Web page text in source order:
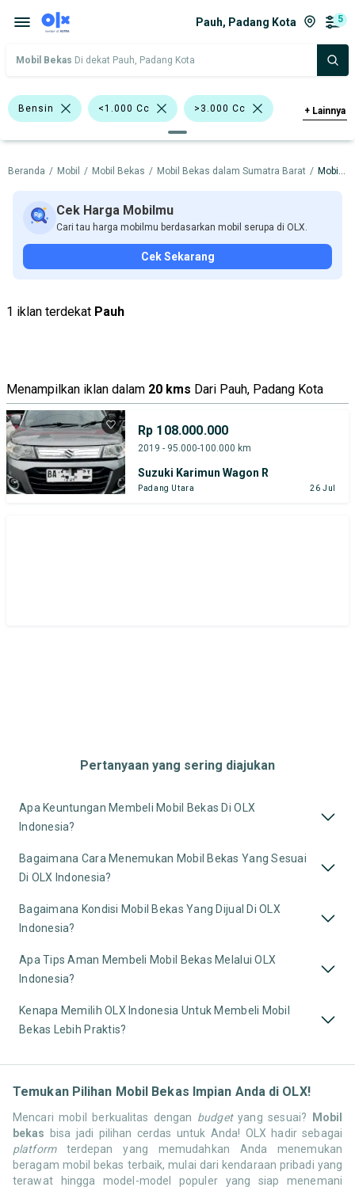
Pauh, Padang Kota 5
Mobil Bekas Di dekat Pauh, Padang Kota
Bensin <1.000 Cc >3.000 Cc
Minibus Jeep Daihatsu Terios
Mazda CX-9 Suzuki Karimun Wagon R
Daihatsu Kia Lexus
Tipe Bodi Tipe Membership
+ Lainnya
Beranda / Mobil / Mobil Bekas / Mobil Bekas dalam Sumatra Barat / Mobil Bekas dalam Padang Kota
Cek Harga Mobilmu
Cari tau harga mobilmu berdasarkan mobil serupa di OLX.
Cek Sekarang
1 iklan terdekat Pauh
Menampilkan iklan dalam 20 kms Dari Pauh, Padang Kota
Rp 108.000.000
2019 - 95.000-100.000 km
Suzuki Karimun Wagon R
Padang Utara 26 Jul
Pertanyaan yang sering diajukan
Apa Keuntungan Membeli Mobil Bekas Di OLX
Indonesia?
Bagaimana Cara Menemukan Mobil Bekas Yang Sesuai
Di OLX Indonesia?
Bagaimana Kondisi Mobil Bekas Yang Dijual Di OLX
Indonesia?
Apa Tips Aman Membeli Mobil Bekas Melalui OLX
Indonesia?
Kenapa Memilih OLX Indonesia Untuk Membeli Mobil
Bekas Lebih Praktis?
Temukan Pilihan Mobil Bekas Impian Anda di OLX!
Mencari mobil berkualitas dengan budgetyang sesuai? Mobil
bekas bisa jadi pilihan cerdas untuk Anda! OLX hadir sebagai
platformterdepan yang memudahkan Anda menemukan
beragam mobil bekas terbaik, mulai dari kendaraan pribadi yang
terawat hingga model-model populer yang siap menemani